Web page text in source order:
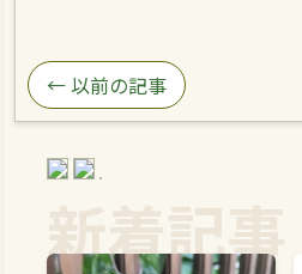
← 以前の記事
新着記事